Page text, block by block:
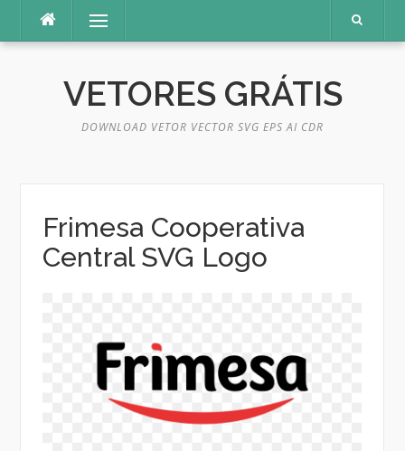
o
Menu
VETORES GRÁTIS
DOWNLOAD VETOR VECTOR SVG EPS AI CDR
Frimesa Cooperativa
Central SVG Logo